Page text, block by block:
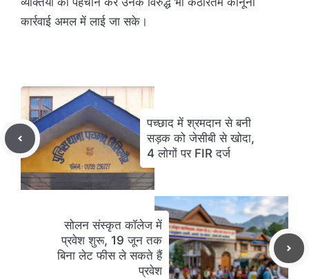
कार्रवाई अमल में लाई जा सके।
पच्छाद में श्रमदान से बनी
सड़क को जेसीबी से खोदा,
4 लोगों पर FIR दर्ज
सोलन संस्कृत कॉलेज में
प्रवेश शुरू, 19 जून तक
बिना लेट फीस ले सकते हैं
प्रवेश